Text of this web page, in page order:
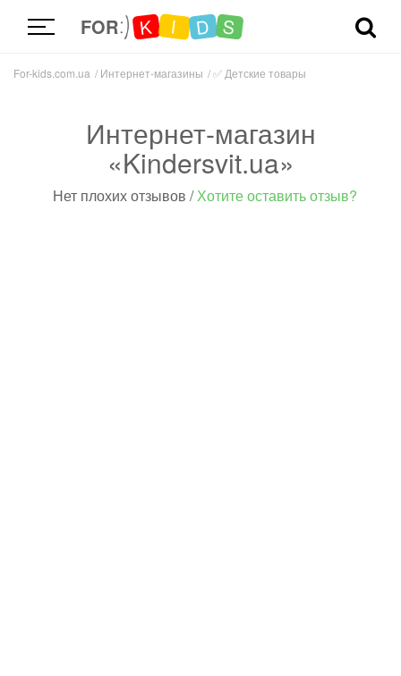
FOR K I D S
For-kids.com.ua Интернет-магазины ✅ Детские товары
Интернет-магазин
«Kindersvit.ua»
Нет плохих отзывов /Хотите оставить отзыв?